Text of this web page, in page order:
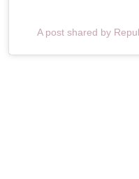
A post shared by